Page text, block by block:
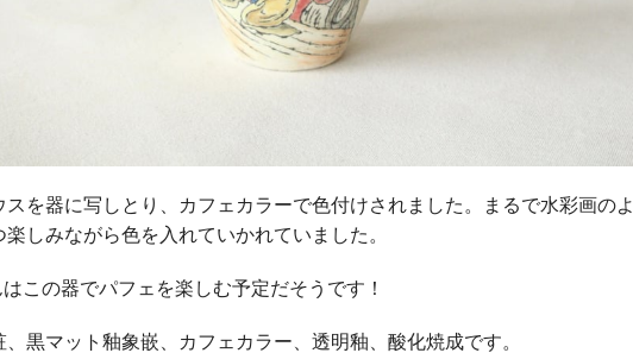
スを器に写しとり、カフェカラーで色付けされました。まるで水彩画のよ
楽しみながら色を入れていかれていました。
この器でパフェを楽しむ予定だそうです！
黒マット釉象嵌、カフェカラー、透明釉、酸化焼成です。